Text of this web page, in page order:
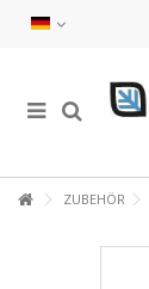
ZUBEHÖR